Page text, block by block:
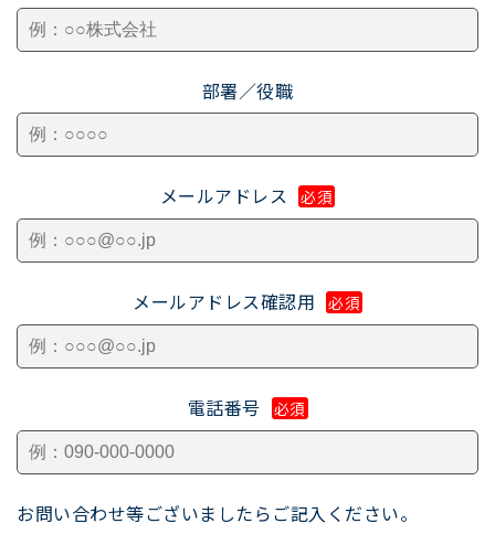
部署／役職
メールアドレス 必須
メールアドレス確認用 必須
電話番号 必須
お問い合わせ等ございましたらご記入ください。